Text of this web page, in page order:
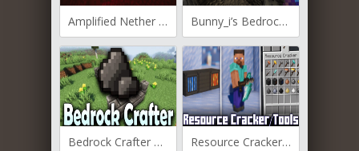
Amplified Nether Height для Майнкрафт [1.21.11, 1.21.10] Bunny_i’s Bedrock Miner для Майнкрафт [1.21.11, 1.21.10, 1.21.8]
Bedrock Crafter для Майнкрафт [1.21, 1.20.6, 1.20.4] Resource Cracker для Майнкрафт [1.20.4, 1.20.2, 1.20.1]